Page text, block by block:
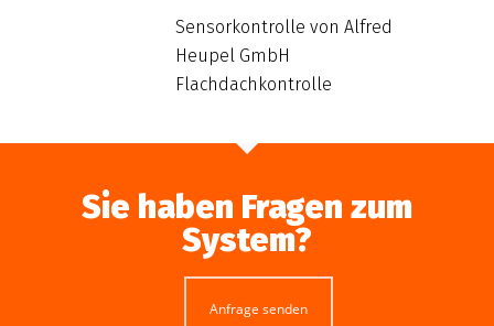
Sensorkontrolle von Alfred
Heupel GmbH
Flachdachkontrolle
Sie haben Fragen zum
System?
Anfrage senden